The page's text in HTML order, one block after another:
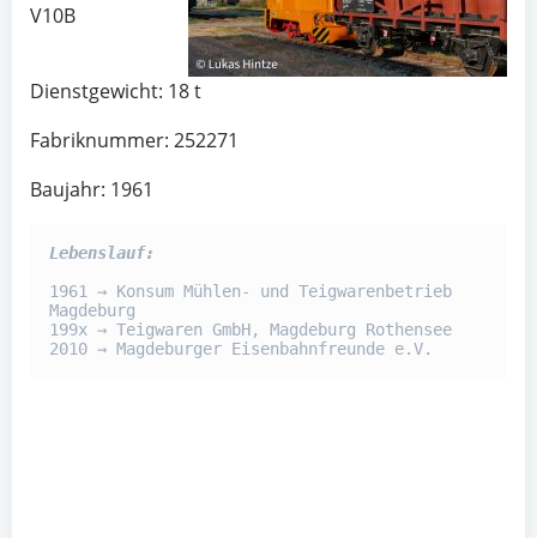
V10B
Dienstgewicht: 18 t
Fabriknummer: 252271
Baujahr: 1961
Lebenslauf:
1961 → Konsum Mühlen- und Teigwarenbetrieb
Magdeburg
199x → Teigwaren GmbH, Magdeburg Rothensee
2010 → Magdeburger Eisenbahnfreunde e.V.